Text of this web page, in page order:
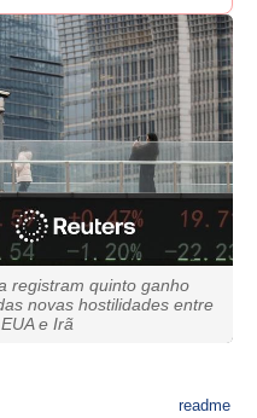
registram quinto ganho
novas hostilidades entre
EUA e Irã
readme